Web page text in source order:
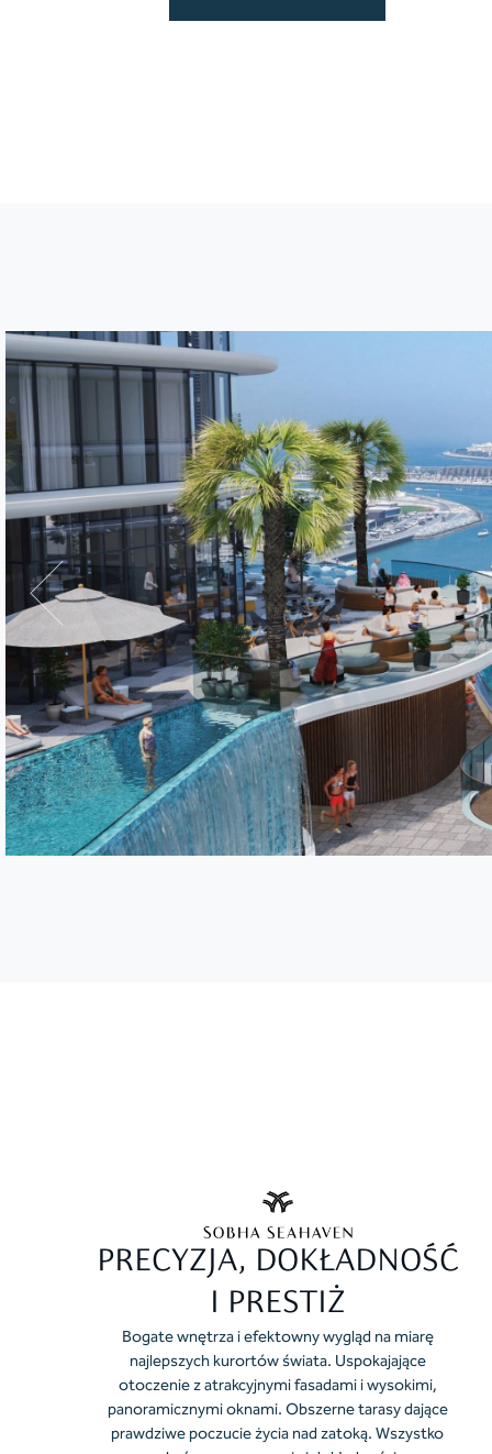
PRECYZJA, DOKŁADNOŚĆ
I PRESTIŻ
Bogate wnętrza i efektowny wygląd na miarę
najlepszych kurortów świata. Uspokajające
otoczenie z atrakcyjnymi fasadami i wysokimi,
panoramicznymi oknami. Obszerne tarasy dające
prawdziwe poczucie życia nad zatoką. Wszystko